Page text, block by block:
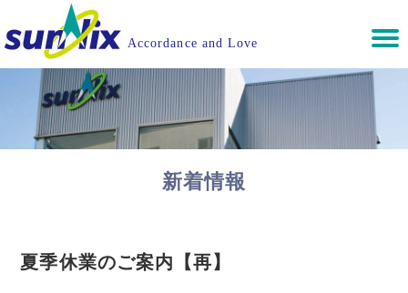
Accordance and Love
新着情報
夏季休業のご案内【再】